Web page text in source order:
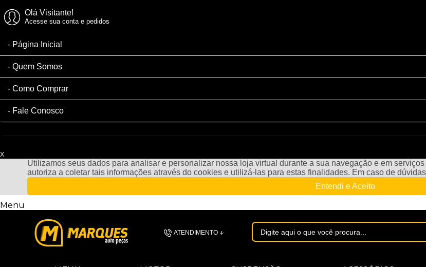
Olá Visitante!
Acesse sua conta e pedidos
Página Inicial
Quem Somos
Como Comprar
Fale Conosco
x
Utilizamos seus dados para analisar e personalizar nossa loja virtual durante a sua navegação e em
autoriza a coletar tais informações através do cookies e utilizá-las para estas finalidades. Em caso de
Entendi e Aceito
Menu
ATENDIMENTO